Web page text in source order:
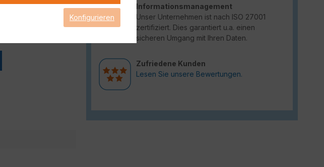
Informationsmanagement
Unser Unternehmen ist nach ISO 27001
zertifiziert. Dies garantiert u.a. einen
sicheren Umgang mit Ihren Daten.
Zufriedene Kunden
Lesen Sie unsere Bewertungen.
Konfigurieren